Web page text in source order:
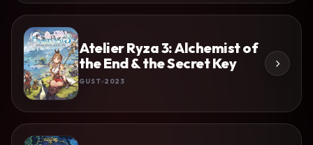
Atelier Ryza 3: Alchemist of
the End & the Secret Key
GUST 2023